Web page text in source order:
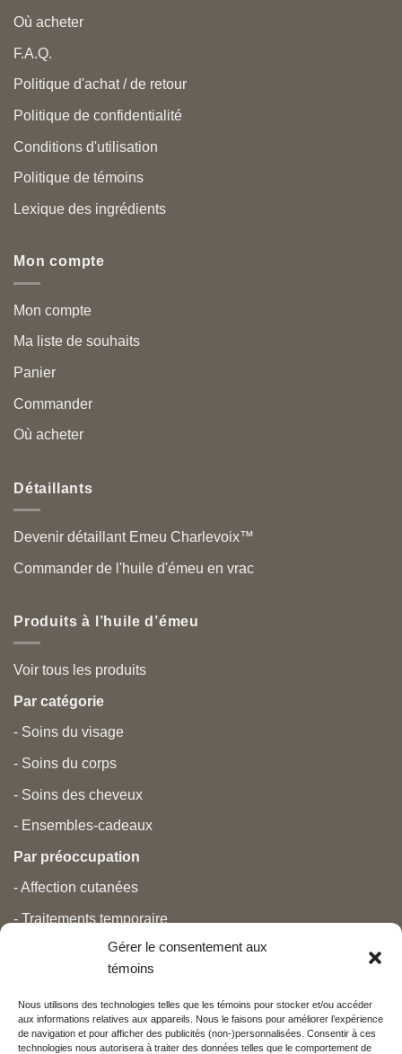
Gérer le consentement aux
témoins
Nous utilisons des technologies telles que les témoins pour stocker et/ou accéder
aux informations relatives aux appareils. Nous le faisons pour améliorer l’expérience
de navigation et pour afficher des publicités (non-)personnalisées. Consentir à ces
technologies nous autorisera à traiter des données telles que le comportement de
Où acheter
F.A.Q.
Politique d'achat / de retour
Politique de confidentialité
Conditions d'utilisation
Politique de témoins
Lexique des ingrédients
Mon compte
Mon compte
Ma liste de souhaits
Panier
Commander
Où acheter
Détaillants
Devenir détaillant Emeu Charlevoix™
Commander de l'huile d'émeu en vrac
Produits à l’huile d’émeu
Voir tous les produits
Par catégorie
- Soins du visage
- Soins du corps
- Soins des cheveux
- Ensembles-cadeaux
Par préoccupation
- Affection cutanées
- Traitements temporaire
- Grossesse et nouveau-né
- Anti-âge et beauté